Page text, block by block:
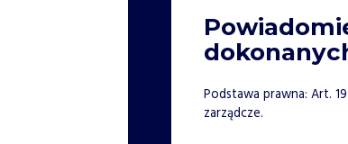
Podstawa prawna: Art.
zarządcze.